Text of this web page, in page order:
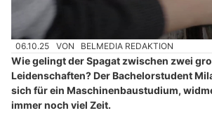
06.10.25 VON BELMEDIA REDAKTION
Wie gelingt der Spagat zwischen zwei
Leidenschaften? Der Bachelorstudent
sich für ein Maschinenbaustudium,
immer noch viel Zeit.